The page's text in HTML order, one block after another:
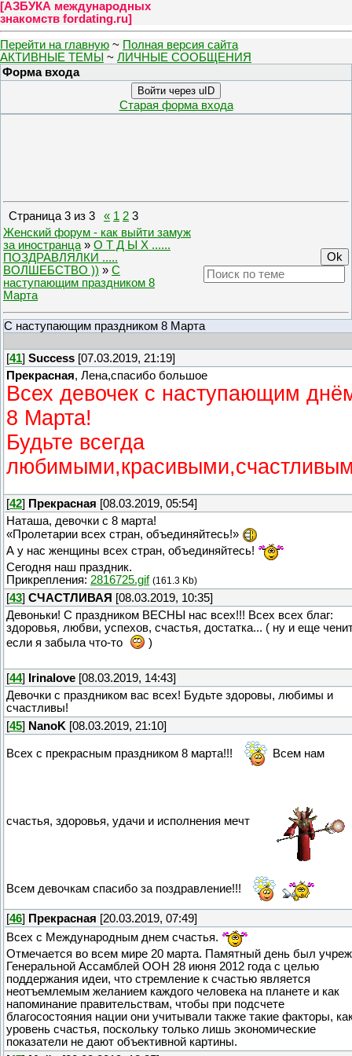
[АЗБУКА международных
знакомств fordating.ru]
Перейти на главную ~ Полная версия сайта
АКТИВНЫЕ ТЕМЫ ~ ЛИЧНЫЕ СООБЩЕНИЯ
Форма входа
Войти через uID
Старая форма входа
Страница3 из 3 « 1 2 3
Женский форум - как выйти замуж
за иностранца » О Т Д Ы Х ......
ПОЗДРАВЛЯЛКИ .....
ВОЛШЕБСТВО )) » С
наступающим праздником 8
Марта
С наступающим праздником 8 Марта
[41] Success [07.03.2019, 21:19]
Прекрасная, Лена,спасибо большое
Всех девочек с наступающим
8 Марта!
Будьте всегда
[42] Прекрасная [08.03.2019, 05:54]
Наташа, девочки с 8 марта!
«Пролетарии всех стран, объединяйтесь!»
А у нас женщины всех стран, объединяйтесь!
Сегодня наш праздник.
Прикрепления: 2816725.gif (161.3 Kb)
[43] СЧАСТЛИВАЯ [08.03.2019, 10:35]
Девоньки! С праздником ВЕСНЫ нас всех!!! Всех всех благ:
здоровья, любви, успехов, счастья, достатка... ( ну и еще
если я забыла что-то
)
[44] Irinalove [08.03.2019, 14:43]
Девочки с праздником вас всех! Будьте здоровы, любимы и
счастливы!
[45] NanoK [08.03.2019, 21:10]
Всех с прекрасным праздником 8 марта!!! Всем нам
счастья, здоровья, удачи и исполнения мечт
Всем девочкам спасибо за поздравление!!!
[46] Прекрасная [20.03.2019, 07:49]
Всех с Международным днем счастья.
Отмечается во всем мире 20 марта. Памятный день был
Генеральной Ассамблей ООН 28 июня 2012 года с целью
поддержания идеи, что стремление к счастью является
неотъемлемым желанием каждого человека на планете и как
напоминание правительствам, чтобы при подсчете
благосостояния нации они учитывали также такие факторы,
уровень счастья, поскольку только лишь экономические
показатели не дают объективной картины.